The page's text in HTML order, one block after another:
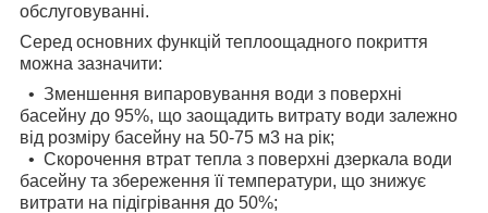
обслуговуванні.
Серед основних функцій теплоощадного покриття
можна зазначити:
• Зменшення випаровування води з поверхні
басейну до 95%, що заощадить витрату води залежно
від розміру басейну на 50-75 м3 на рік;
• Скорочення втрат тепла з поверхні дзеркала води
басейну та збереження її температури, що знижує
витрати на підігрівання до 50%;